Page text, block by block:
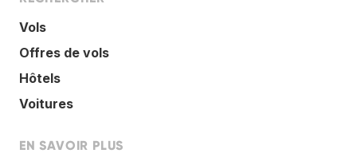
Vols
Offres de vols
Hôtels
Voitures
EN SAVOIR PLUS